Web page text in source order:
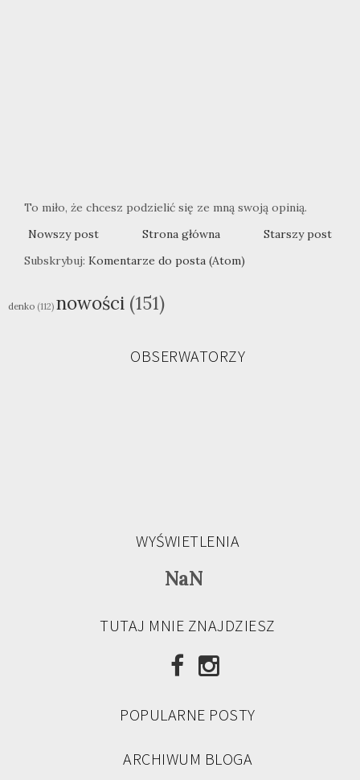
To miło, że chcesz podzielić się ze mną swoją opinią.
Nowszy post
Starszy post
Strona główna
Subskrybuj: Komentarze do posta (Atom)
denko (112) nowości (151)
OBSERWATORZY
WYŚWIETLENIA
NaN
TUTAJ MNIE ZNAJDZIESZ
POPULARNE POSTY
ARCHIWUM BLOGA